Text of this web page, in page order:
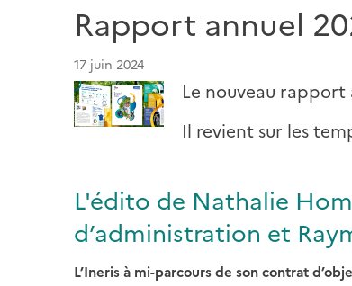
Rapport annuel
17 juin 2024
Le nouveau rapport
Il revient sur les
L'édito de Nathalie
d’administration et
L’Ineris à mi-parcours de son contrat